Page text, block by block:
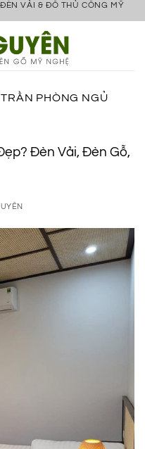
VẢI & ĐỒ THỦ CÔNG MỸ
PHÒNG NGỦ
Đèn Vải, Đèn Gỗ,